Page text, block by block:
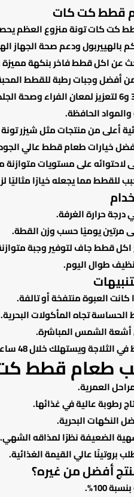
قطط كت كات
كت كات تونة منزوع العظم
بالهييربول ودعم صحة الجهاز
عن اكل قطط فاخر بنكهة مميزة
أفضل وجبات رطبة للقطط المحبة
الحافظة.
أعلى من منتجات مثل شيزر
خيارات طعام قطط عالي
لاحتوائه على مستويات متوازنة
للقطط مما يجعله خيارًا مثاليًا
حرارة الغرفة.
مرتين يوميًا حسب وزن القطة.
قطط جاف لتوفير وجبة
طوال اليوم.
كانت العبوة منتفخة أو تالفة.
تجاه المأكولات البحرية.
أشعة الشمس المباشرة.
ويستهلك خلال 48 ساعة.
طعام قطط كت
العمرية.
رطوبة عالية في غذائها.
النكهات البحرية.
الضعيفة نظرًا لمذاقه الشهي.
بروتينًا عالي القيمة الغذائية.
أفضل من غيره؟
100%.